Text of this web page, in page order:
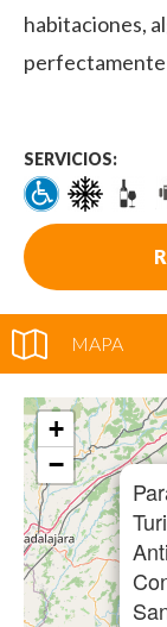
habitaciones,
perfectamente
SERVICIOS:
MAPA
+
−